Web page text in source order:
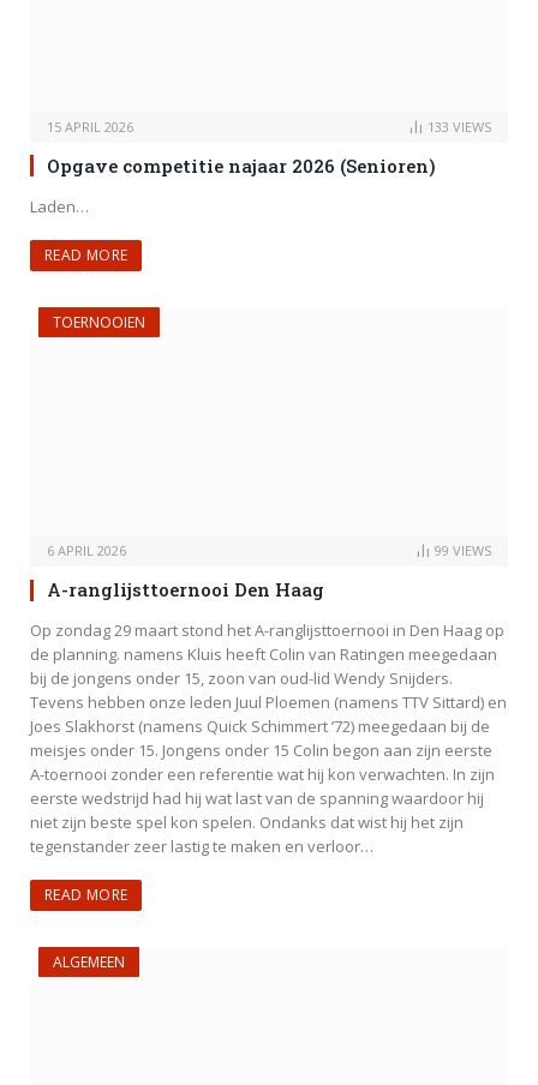
15 APRIL 2026 133 VIEWS
Opgave competitie najaar 2026 (Senioren)
Laden…
READ MORE
TOERNOOIEN
6 APRIL 2026 99 VIEWS
A-ranglijsttoernooi Den Haag
Op zondag 29 maart stond het A-ranglijsttoernooi in Den Haag op
de planning. namens Kluis heeft Colin van Ratingen meegedaan
bij de jongens onder 15, zoon van oud-lid Wendy Snijders.
Tevens hebben onze leden Juul Ploemen (namens TTV Sittard) en
Joes Slakhorst (namens Quick Schimmert ’72) meegedaan bij de
meisjes onder 15. Jongens onder 15 Colin begon aan zijn eerste
A-toernooi zonder een referentie wat hij kon verwachten. In zijn
eerste wedstrijd had hij wat last van de spanning waardoor hij
niet zijn beste spel kon spelen. Ondanks dat wist hij het zijn
tegenstander zeer lastig te maken en verloor…
READ MORE
ALGEMEEN